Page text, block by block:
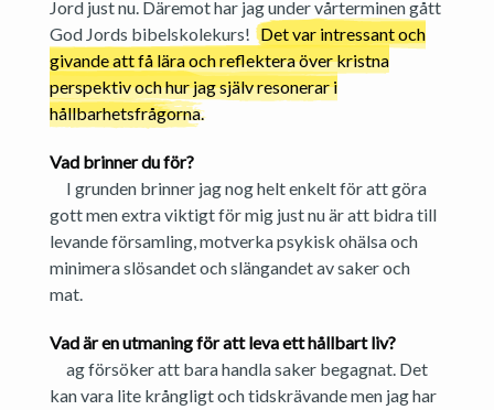
Jord just nu. Däremot har jag under vårterminen gått
God Jords bibelskolekurs! Det var intressant och
givande att få lära och reflektera över kristna
perspektiv och hur jag själv resonerar i
hållbarhetsfrågorna.
Vad brinner du för?
I grunden brinner jag nog helt enkelt för att göra
gott men extra viktigt för mig just nu är att bidra till
levande församling, motverka psykisk ohälsa och
minimera slösandet och slängandet av saker och
mat.
Vad är en utmaning för att leva ett hållbart liv?
ag försöker att bara handla saker begagnat. Det
kan vara lite krångligt och tidskrävande men jag har